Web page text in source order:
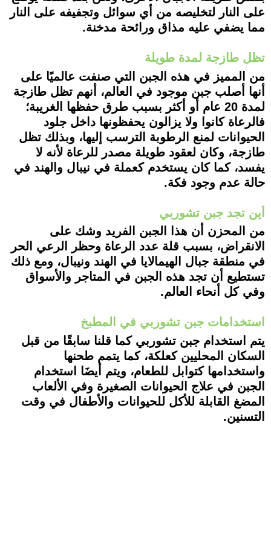
على النار لتخليصه من أي سوائل وتجفيفه على النار
مما يضفي عليه مذاق ورائحة مدخنة.
تظل طازجة لمدة طويلة
من المميز في هذه الجبن التي صنفت عالميًا على
أنها أصلب جبن موجود في العالم، أنهم تظل طازجة
لمدة 20 عام أو أكثر بسبب طرق حفظها الغريبة؛
فالرعاة كانوا ولا يزالون يحفظونها داخل جلود
الحيوانات لمنع الرطوبة الترسب إليها، وبذلك تظل
طازجة، وكان لعقود طويلة مصدر للرعاة لأنه لا
يفسد، كما كان يستخدم كعملة في نيبال والهند في
حالة عدم وجود فكة.
أين تجد جبن تشوربي
من المحزن أن هذا الجبن الفريد وشك على
الانقراض، بسبب قلة عدد الرعاة وحظر الرعي الحر
في منطقة جبال الهيمالايا في الهند ونيبال، ومع ذلك
تستطيع أن تجد هذه الجبن في المتاجر والأسواق
وفي كل أنحاء العالم.
استخدامات جبن تشوربي في المطبخ
يتم استخدام جبن تشوربي كما قلنا سابقًا من قبل
السكان المحليين كعلكة، كما يتمم طحنها
واستخدامها كتوابل للطعام، ويتم أيضَا استخدام
الجبن في علاج الحيوانات الصغيرة وفي الألعاب
المضغ القابلة للأكل للحيوانات والأطفال في وقت
التسنين.